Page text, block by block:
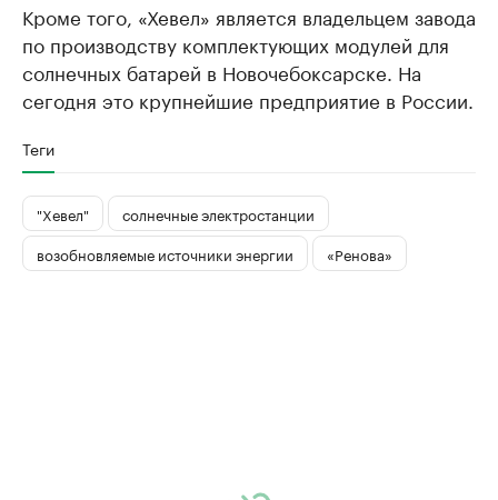
Кроме того, «Хевел» является владельцем завода
по производству комплектующих модулей для
солнечных батарей в Новочебоксарске. На
сегодня это крупнейшие предприятие в России.
Теги
"Хевел"
солнечные электростанции
возобновляемые источники энергии
«Ренова»